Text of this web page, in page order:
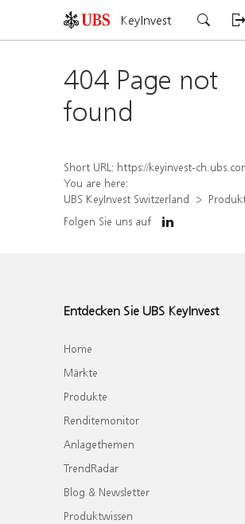
KeyInvest
404 Page not
found
Short URL: https://keyinvest-ch.ubs.com/produkt/detail/index/isin/
You are here:
UBS KeyInvest Switzerland
Folgen Sie uns auf
Entdecken Sie UBS KeyInvest
Home
Märkte
Produkte
Renditemonitor
Anlagethemen
TrendRadar
Blog & Newsletter
Produktwissen